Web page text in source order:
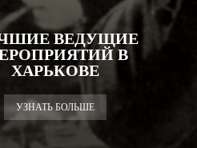
ВЕДУЩИЕ
В
ХАРЬКОВЕ
УЗНАТЬ БОЛЬШЕ